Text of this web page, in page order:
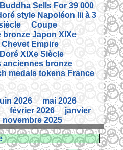
Sells For 39 000
style Napoléon Iii à 3
Coupe
Japon XIXe
Chevet Empire
XIXe Siècle
anciennes bronze
medals tokens France
2026
mai 2026
février 2026
janvier
novembre 2025
2025
août 2025
mai 2025
avril 2025